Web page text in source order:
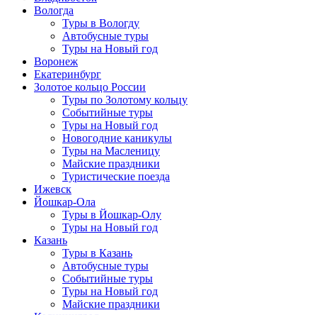
Вологда
Туры в Вологду
Автобусные туры
Туры на Новый год
Воронеж
Екатеринбург
Золотое кольцо России
Туры по Золотому кольцу
Событийные туры
Туры на Новый год
Новогодние каникулы
Туры на Масленицу
Майские праздники
Туристические поезда
Ижевск
Йошкар-Ола
Туры в Йошкар-Олу
Туры на Новый год
Казань
Туры в Казань
Автобусные туры
Событийные туры
Туры на Новый год
Майские праздники